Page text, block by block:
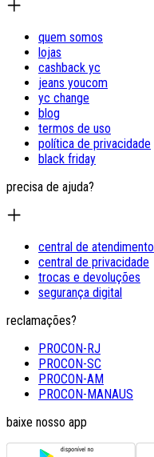
quem somos
lojas
cashback yc
jeans youcom
yc change
blog
termos de uso
política de privacidade
black friday
precisa de ajuda?
central de atendimento
central de privacidade
trocas e devoluções
segurança digital
reclamações?
PROCON-RJ
PROCON-SC
PROCON-AM
PROCON-MANAUS
baixe nosso app